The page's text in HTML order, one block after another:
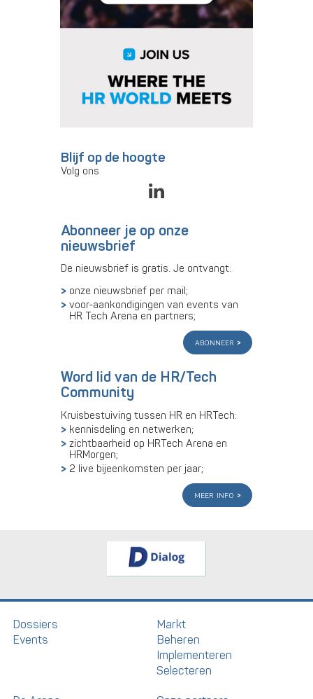
Blijf op de hoogte
Volg ons
Abonneer je op onze
nieuwsbrief
De nieuwsbrief is gratis. Je ontvangt:
onze nieuwsbrief per mail;
voor-aankondigingen van events van
HR Tech Arena en partners;
abonneer
Word lid van de HR/Tech
Community
Kruisbestuiving tussen HR en HRTech:
kennisdeling en netwerken;
zichtbaarheid op HRTech Arena en
HRMorgen;
2 live bijeenkomsten per jaar;
meer info
Dossiers
Events
Markt
Beheren
Implementeren
Selecteren